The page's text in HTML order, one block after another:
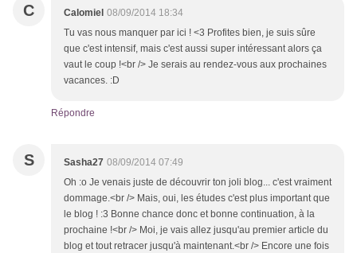
C Calomiel 08/09/2014 18:34
Tu vas nous manquer par ici ! <3 Profites bien, je suis sûre
que c'est intensif, mais c'est aussi super intéressant alors ça
vaut le coup !<br /> Je serais au rendez-vous aux prochaines
vacances. :D
Répondre
S Sasha27 08/09/2014 07:49
Oh :o Je venais juste de découvrir ton joli blog... c'est vraiment
dommage.<br /> Mais, oui, les études c'est plus important que
le blog ! :3 Bonne chance donc et bonne continuation, à la
prochaine !<br /> Moi, je vais allez jusqu'au premier article du
blog et tout retracer jusqu'à maintenant.<br /> Encore une fois